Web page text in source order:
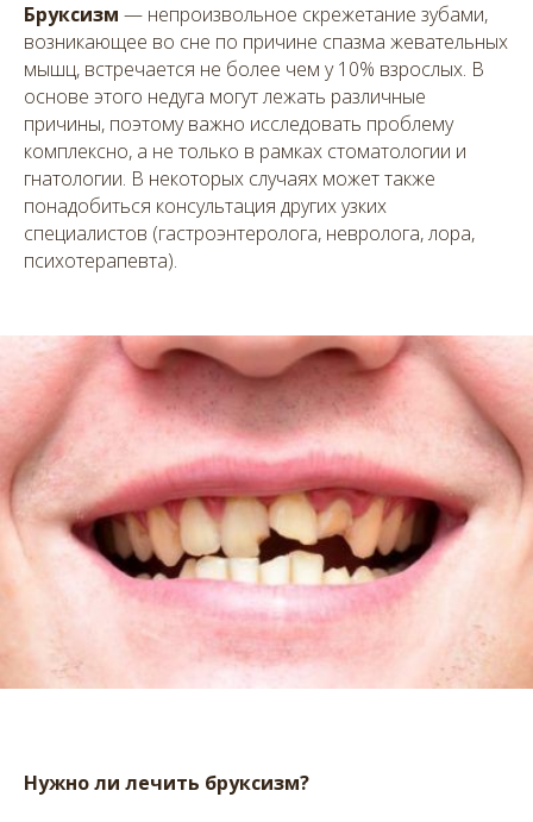
Бруксизм — непроизвольное скрежетание зубами,
возникающее во сне по причине спазма жевательных
мышц, встречается не более чем у 10% взрослых. В
основе этого недуга могут лежать различные
причины, поэтому важно исследовать проблему
комплексно, а не только в рамках стоматологии и
гнатологии. В некоторых случаях может также
понадобиться консультация других узких
специалистов (гастроэнтеролога, невролога, лора,
психотерапевта).
Нужно ли лечить бруксизм?